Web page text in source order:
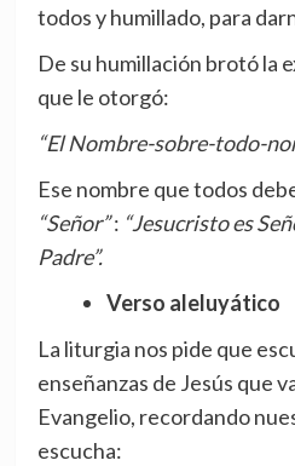
todos y humillado, para
De su humillación brotó la
que le otorgó:
“El Nombre-sobre-todo-
Ese nombre que todos
“Señor”: “Jesucristo es
Padre”.
Verso aleluyático
La liturgia nos pide que
enseñanzas de Jesús que
Evangelio, recordando
escucha: